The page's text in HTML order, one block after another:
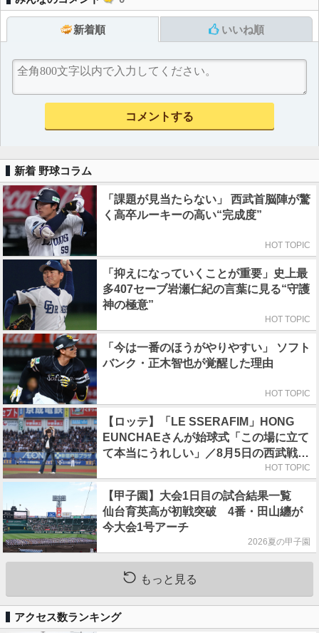
新着順 いいね順
新着 野球コラム
「課題が見当たらない」 西武首脳陣が驚
く高卒ルーキーの高い“完成度”
HOT TOPIC
「抑えになっていくことが重要」史上最
多407セーブ岩瀬仁紀の言葉に見る“守護
神の極意”
HOT TOPIC
「今は一番のほうがやりやすい」 ソフト
バンク・正木智也が覚醒した理由
HOT TOPIC
【ロッテ】「LE SSERAFIM」HONG
EUNCHAEさんが始球式「この場に立て
て本当にうれしい」／8月5日の西武戦
HOT TOPIC
【甲子園】大会1日目の試合結果一覧
仙台育英高が初戦突破 4番・田山纏が
今大会1号アーチ
2026夏の甲子園
もっと見る
アクセス数ランキング